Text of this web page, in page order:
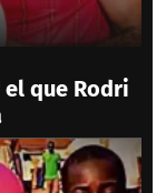
que Rodri